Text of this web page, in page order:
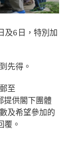
及6日，特別加
先得。
至
提供閣下團體
及希望參加的
覆。